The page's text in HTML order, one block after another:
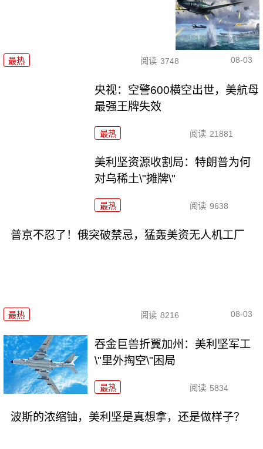
最热 阅读 3748 08-03
央视：空警600横空出世，美航母
最强王牌失效
最热 阅读 21881
美利坚资源收割局：特朗普为何
对乌稀土\"摊牌\"
最热 阅读 9638
普京不忍了！俄突破禁忌，猛轰美资无人机工厂
最热 阅读 8216 08-03
吞金巨兽折翼加州：美利坚军工
\"里外掏空\"困局
最热 阅读 5834
波斯的浓缩铀，美利坚是真想拿，还是做样子？